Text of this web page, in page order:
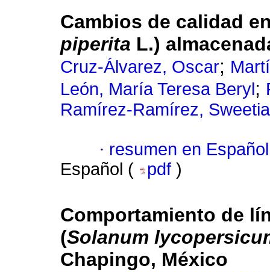
Cambios de calidad
piperita L.)
Cruz-Álvarez, Oscar;
León, María Teresa Beryl ;
Ramírez-Ramírez,
· resumen en Español
Español (
pdf )
Comportamiento de
(Solanum
Chapingo, México